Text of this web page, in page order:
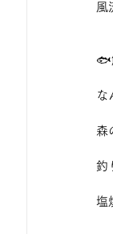
風
🐟
な
森
釣
塩